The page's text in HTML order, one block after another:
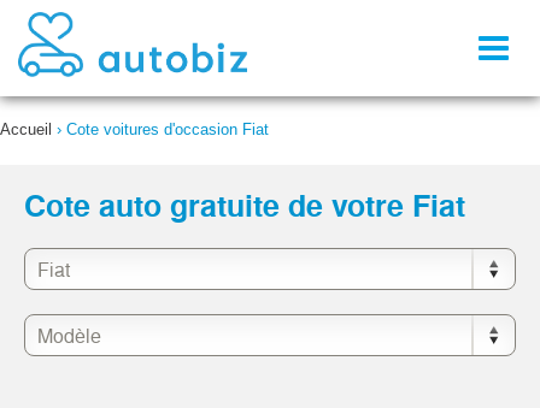
Accueil › Cote voitures d'occasion Fiat
Cote auto gratuite de votre Fiat